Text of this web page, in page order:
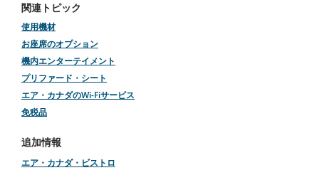
関連トピック
使用機材
お座席のオプション
機内エンターテイメント
プリファード・シート
エア・カナダのWi-Fiサービス
免税品
追加情報
エア・カナダ・ビストロ